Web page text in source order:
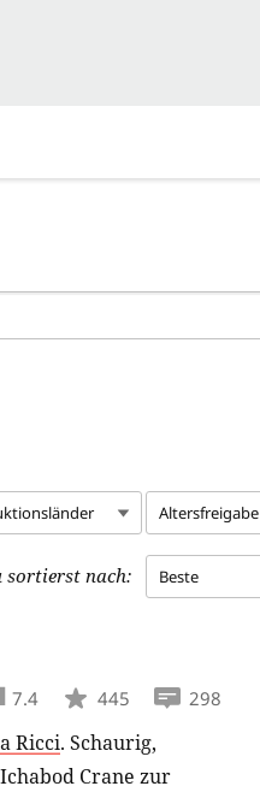
Altersfreigabe
sortierst nach: Beste
7.4 445 298
Ricci. Schaurig,
Crane zur